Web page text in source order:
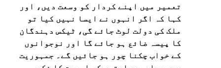
تعمیر میں اپنے کردار کو وسعت دیں، اور
کہا کہ اگر انہوں نے ایسا نہیں کیا تو
ملک کی دولت لوٹ جائے گی، ٹیکس دہندگان
کا پیسہ ضائع ہو جائے گا اور نوجوانوں
کے خواب چکنا چور ہو جائیں گے۔ جمہوریت